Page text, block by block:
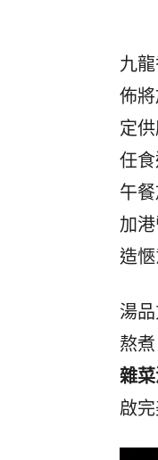
九
佈
定
任
午
加
造
湯
熬
雜
啟